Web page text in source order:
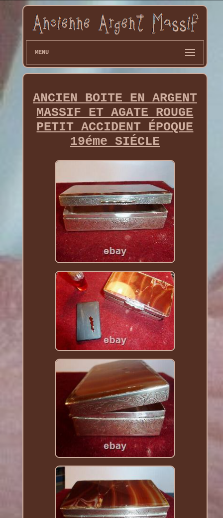
MENU
ANCIEN BOITE EN ARGENT
MASSIF ET AGATE ROUGE
PETIT ACCIDENT ÉPOQUE
19éme SIÉCLE